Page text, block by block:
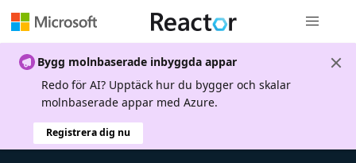
Bygg molnbaserade inbyggda appar
Redo för AI? Upptäck hur du bygger och skalar
molnbaserade appar med Azure.
Registrera dig nu